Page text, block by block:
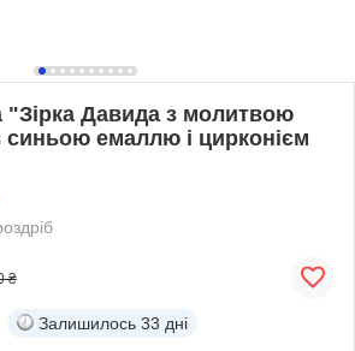
"Зірка Давида з молитвою
емаллю і цирконієм
₴
Залишилось 33 дні